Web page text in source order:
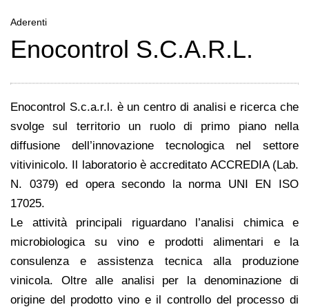
Aderenti
Enocontrol S.C.A.R.L.
Enocontrol S.c.a.r.l. è un centro di analisi e ricerca che
svolge sul territorio un ruolo di primo piano nella
diffusione dell’innovazione tecnologica nel settore
vitivinicolo. Il laboratorio è accreditato ACCREDIA (Lab.
N. 0379) ed opera secondo la norma UNI EN ISO
17025.
Le attività principali riguardano l’analisi chimica e
microbiologica su vino e prodotti alimentari e la
consulenza e assistenza tecnica alla produzione
vinicola. Oltre alle analisi per la denominazione di
origine del prodotto vino e il controllo del processo di